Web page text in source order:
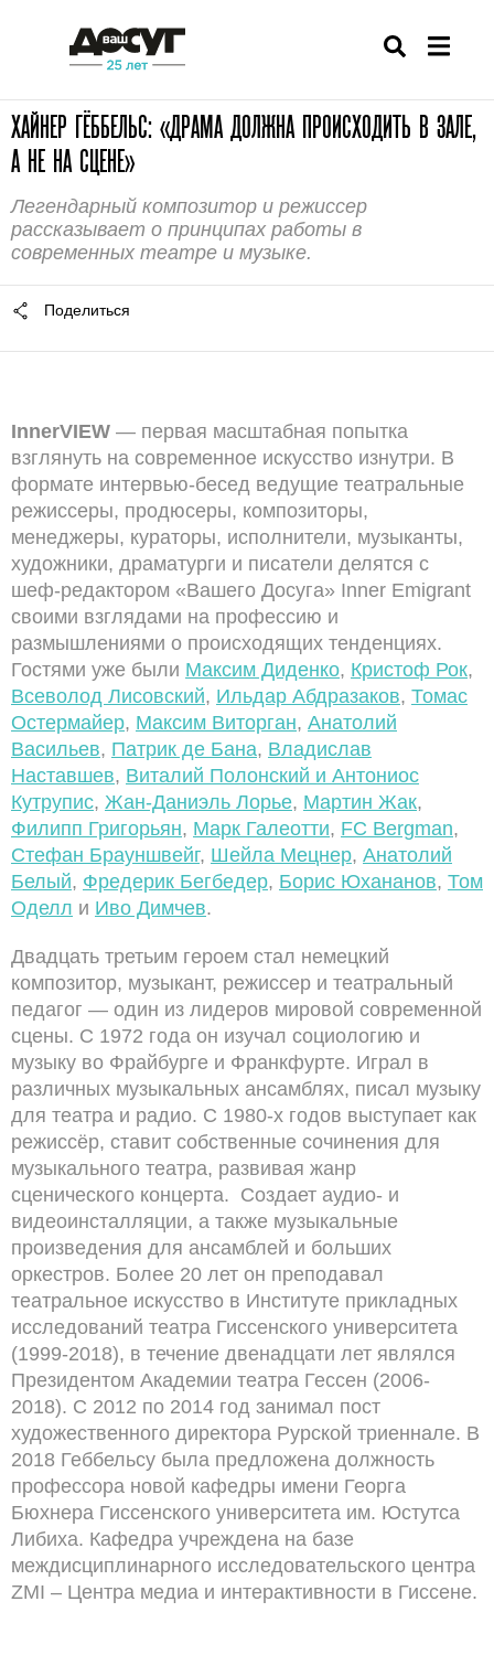
ХАЙНЕР ГЁББЕЛЬС: «ДРАМА ДОЛЖНА ПРОИСХОДИТЬ В ЗАЛЕ,
А НЕ НА СЦЕНЕ»
Легендарный композитор и режиссер
рассказывает о принципах работы в
современных театре и музыке.
Поделиться
InnerVIEW — первая масштабная попытка
взглянуть на современное искусство изнутри. В
формате интервью-бесед ведущие театральные
режиссеры, продюсеры, композиторы,
менеджеры, кураторы, исполнители, музыканты,
художники, драматурги и писатели делятся с
шеф-редактором «Вашего Досуга» Inner Emigrant
своими взглядами на профессию и
размышлениями о происходящих тенденциях.
Гостями уже были Максим Диденко, Кристоф Рок,
Всеволод Лисовский, Ильдар Абдразаков, Томас
Остермайер, Максим Виторган, Анатолий
Васильев, Патрик де Бана, Владислав
Наставшев, Виталий Полонский и Антониос
Кутрупис, Жан-Даниэль Лорье, Мартин Жак,
Филипп Григорьян, Марк Галеотти, FC Bergman,
Стефан Брауншвейг, Шейла Мецнер, Анатолий
Белый, Фредерик Бегбедер, Борис Юхананов, Том
Оделл и Иво Димчев.
Двадцать третьим героем стал немецкий
композитор, музыкант, режиссер и театральный
педагог — один из лидеров мировой современной
сцены. С 1972 года он изучал социологию и
музыку во Фрайбурге и Франкфурте. Играл в
различных музыкальных ансамблях, писал музыку
для театра и радио. С 1980-х годов выступает как
режиссёр, ставит собственные сочинения для
музыкального театра, развивая жанр
сценического концерта. Создает аудио- и
видеоинсталляции, а также музыкальные
произведения для ансамблей и больших
оркестров. Более 20 лет он преподавал
театральное искусство в Институте прикладных
исследований театра Гиссенского университета
(1999-2018), в течение двенадцати лет являлся
Президентом Академии театра Гессен (2006-
2018). С 2012 по 2014 год занимал пост
художественного директора Рурской триеннале. В
2018 Геббельсу была предложена должность
профессора новой кафедры имени Георга
Бюхнера Гиссенского университета им. Юстутса
Либиха. Кафедра учреждена на базе
междисциплинарного исследовательского центра
ZMI – Центра медиа и интерактивности в Гиссене.